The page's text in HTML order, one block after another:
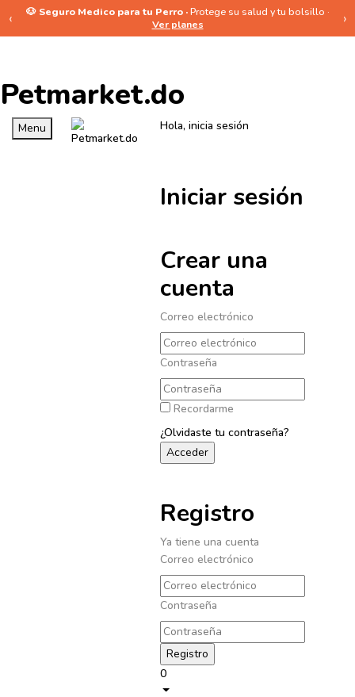
‹ 🐶 Seguro Medico para tu Perro ·Protege su salud y tu bolsillo ·
Ver planes
›
Petmarket.do
Menu Hola, inicia sesión
Iniciar sesión
Crear una
cuenta
Correo electrónico
Contraseña
Recordarme
¿Olvidaste tu contraseña?
Registro
Ya tiene una cuenta
Correo electrónico
Contraseña
0